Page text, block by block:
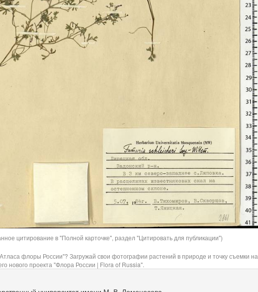
цитирование в "Полной карточке", раздел "Цитировать для публикации")
флоры России"? Загружай свои фотографии растений в природе и точку съемки на
нового проекта "Флора России | Flora of Russia".